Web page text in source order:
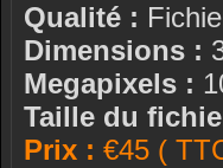
Qualité :
Dimensions :
Megapixels :
Taille du
Prix : €45 (